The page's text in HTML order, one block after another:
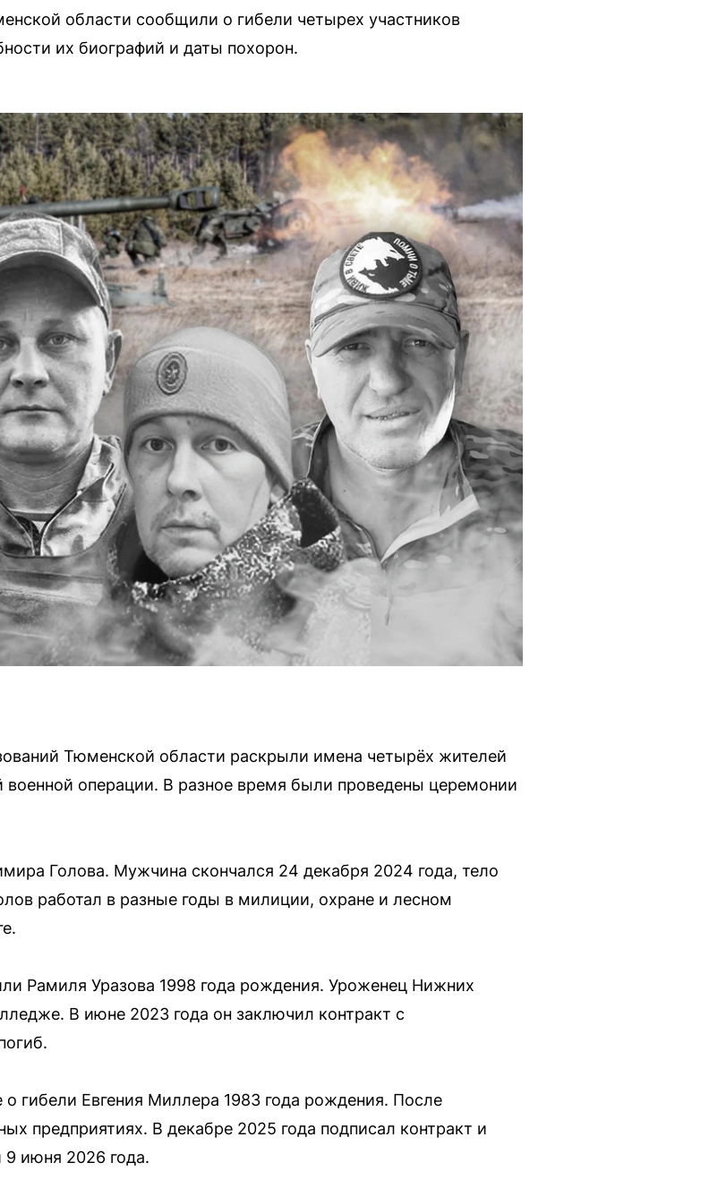
области сообщили о гибели четырех участников
их биографий и даты похорон.
Тюменской области раскрыли имена четырёх жителей
военной операции. В разное время были проведены церемонии
Голова. Мужчина скончался 24 декабря 2024 года, тело
работал в разные годы в милиции, охране и лесном
Рамиля Уразова 1998 года рождения. Уроженец Нижних
В июне 2023 года он заключил контракт с
гибели Евгения Миллера 1983 года рождения. После
предприятиях. В декабре 2025 года подписал контракт и
июня 2026 года.